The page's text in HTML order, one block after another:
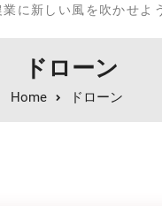
に新しい風を吹かせよ
ドローン
Home ドローン